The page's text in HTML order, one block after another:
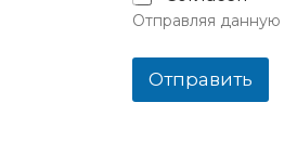
е
б
к
Отправляя
Отправить